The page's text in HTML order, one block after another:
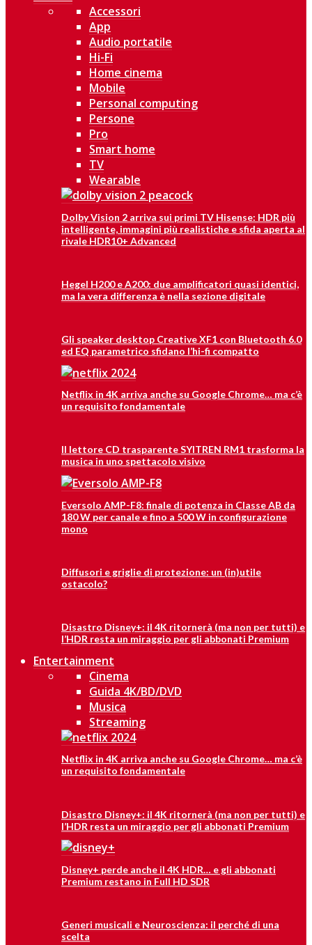
Accessori
App
Audio portatile
Hi-Fi
Home cinema
Mobile
Personal computing
Persone
Pro
Smart home
TV
Wearable
Dolby Vision 2 arriva sui primi TV Hisense: HDR più
intelligente, immagini più realistiche e sfida aperta al
rivale HDR10+ Advanced
Hegel H200 e A200: due amplificatori quasi identici,
ma la vera differenza è nella sezione digitale
Gli speaker desktop Creative XF1 con Bluetooth 6.0
ed EQ parametrico sfidano l’hi-fi compatto
Netflix in 4K arriva anche su Google Chrome… ma c’è
un requisito fondamentale
Il lettore CD trasparente SYITREN RM1 trasforma la
musica in uno spettacolo visivo
Eversolo AMP-F8: finale di potenza in Classe AB da
180 W per canale e fino a 500 W in configurazione
mono
Diffusori e griglie di protezione: un (in)utile
ostacolo?
Disastro Disney+: il 4K ritornerà (ma non per tutti) e
l’HDR resta un miraggio per gli abbonati Premium
Entertainment
Cinema
Guida 4K/BD/DVD
Musica
Streaming
Netflix in 4K arriva anche su Google Chrome… ma c’è
un requisito fondamentale
Disastro Disney+: il 4K ritornerà (ma non per tutti) e
l’HDR resta un miraggio per gli abbonati Premium
Disney+ perde anche il 4K HDR… e gli abbonati
Premium restano in Full HD SDR
Generi musicali e Neuroscienza: il perché di una
scelta